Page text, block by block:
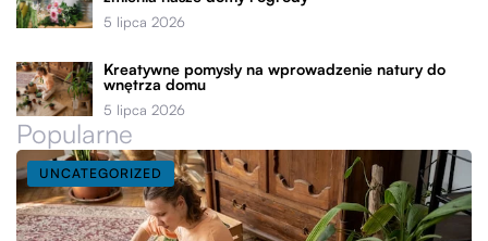
5 lipca 2026
Kreatywne pomysły na wprowadzenie natury do
wnętrza domu
5 lipca 2026
Popularne
UNCATEGORIZED